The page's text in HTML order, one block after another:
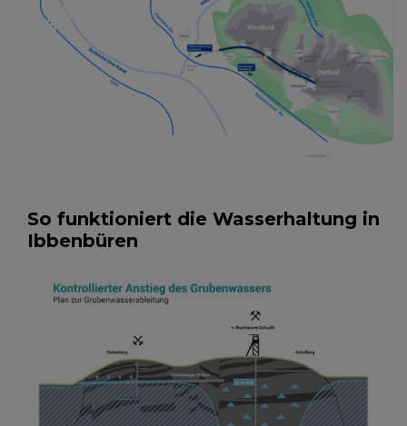
So funktioniert die Wasserhaltung in
Ibbenbüren